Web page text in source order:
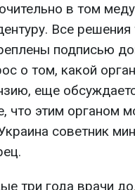
в том
Все
подписью
о том, какой
еще
что этим органом
советник
три года врачи